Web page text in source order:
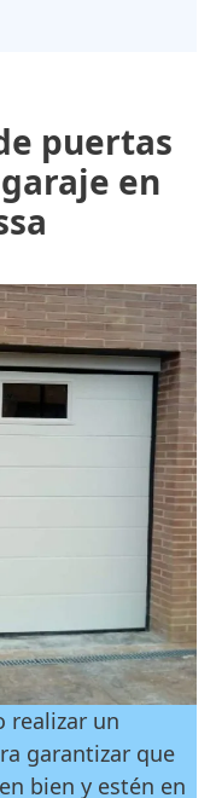
puertas
en
realizar un
garantizar que
bien y estén en